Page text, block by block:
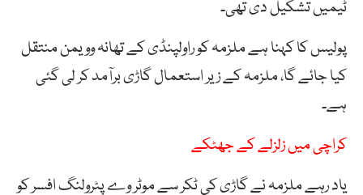
ٹیمیں تشکیل دی تھی۔
پولیس کا کہنا ہے ملزمہ کو راولپنڈی کے تھانہ وویمن منتقل
کیا جائے گا، ملزمہ کے زیر استعمال گاڑی برآمد کر لی گئی
ہے۔
کراچی میں زلزلے کے جھٹکے
یاد رہے ملزمہ نے گاڑی کی ٹکر سے موٹر وے پٹرولنگ افسر کو